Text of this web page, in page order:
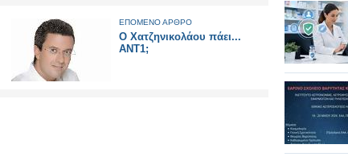
ΕΠΟΜΕΝΟ ΑΡΘΡΟ
O Χατζηνικολάου πάει...
ΑΝΤ1;